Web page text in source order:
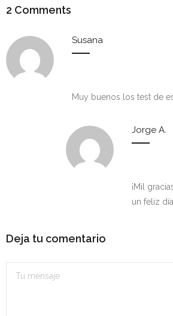
2 Comments
Susana
Muy buenos los test de
Jorge A.
¡Mil
un feliz día.
Deja tu comentario